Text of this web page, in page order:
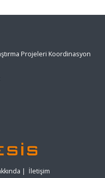
Projeleri Koordinasyon
| İletişim